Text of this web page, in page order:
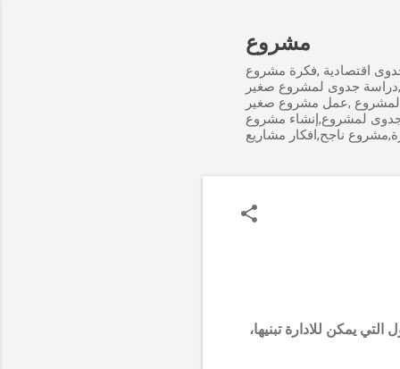
مشروع
اقتصادية ,فكرة مشروع
جدوى لمشروع صغير
,عمل مشروع صغير
لمشروع,إنشاء مشروع
ناجح,افكار مشاريع
يمكن للادارة تبنيها،